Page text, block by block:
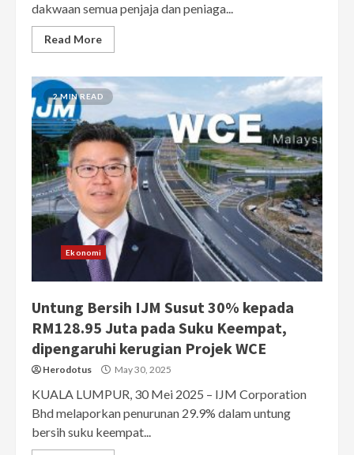
dakwaan semua penjaja dan peniaga...
Read More
2 MIN READ
Ekonomi
Untung Bersih IJM Susut 30% kepada
RM128.95 Juta pada Suku Keempat,
dipengaruhi kerugian Projek WCE
Herodotus May 30, 2025
KUALA LUMPUR, 30 Mei 2025 – IJM Corporation
Bhd melaporkan penurunan 29.9% dalam untung
bersih suku keempat...